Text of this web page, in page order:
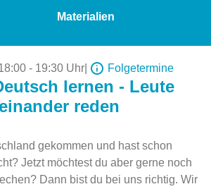
Materialien
- 19:30 Uhr Folgetermine
lernen - Leute
reden
gekommen und hast schon
Jetzt möchtest du aber gerne noch
Dann bist du bei uns richtig. Wir